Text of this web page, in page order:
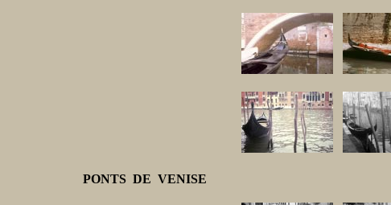
PONTS DE VENISE